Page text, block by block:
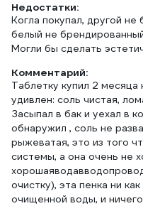
Недостатки:
Когла покупал, другой
белый не
Могли бы сделать
Комментарий:
Таблетку купил 2
удивлен: соль чистая,
Засыпал в бак и уехал в
обнаружил , соль не
рыжеватая, это из того
системы, а она очень не
очистку), эта пенка ни
очищенной воды, и